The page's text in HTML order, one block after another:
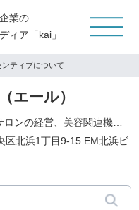
業の
ィア「kai」
ンティブについて
エール）
エステティックサロンの経営、美容関連機器の販売、美容関連商材の販売、化粧品の販売 等
区北浜1丁目9-15 EM北浜ビ